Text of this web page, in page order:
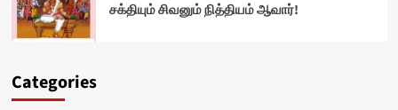
சக்தியும் சிவனும் நித்தியம் ஆவார்!
Categories